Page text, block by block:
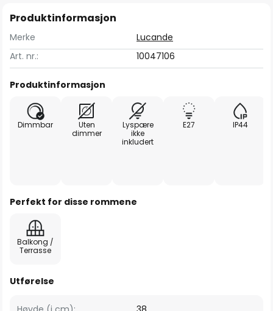
Produktinformasjon
Merke
Lucande
Art. nr.:
10047106
Produktinformasjon
Dimmbar
Uten
dimmer
Lyspære
ikke
inkludert
E27 IP44
Perfekt for disse rommene
Balkong /
Terrasse
Utførelse